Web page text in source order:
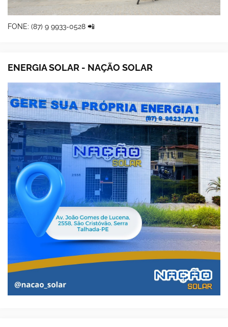
FONE: (87) 9 9933-0528 📲
ENERGIA SOLAR - NAÇÃO SOLAR